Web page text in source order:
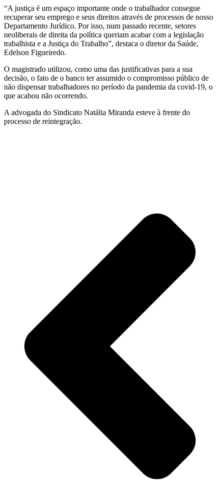
“A justiça é um espaço importante onde o trabalhador consegue
recuperar seu emprego e seus direitos através de processos de nosso
Departamento Jurídico. Por isso, num passado recente, setores
neoliberais de direita da política queriam acabar com a legislação
trabalhista e a Justiça do Trabalho”, destaca o diretor da Saúde,
Edelson Figueiredo.
O magistrado utilizou, como uma das justificativas para a sua
decisão, o fato de o banco ter assumido o compromisso público de
não dispensar trabalhadores no período da pandemia da covid-19, o
que acabou não ocorrendo.
A advogada do Sindicato Natália Miranda esteve à frente do
processo de reintegração.